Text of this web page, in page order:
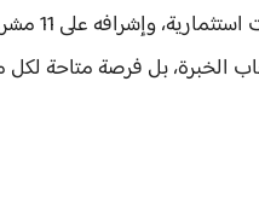
ومن
الخبرة، بل فرصة متاحة